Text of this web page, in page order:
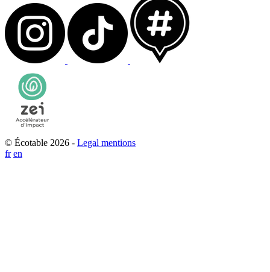
© Écotable 2026 - Legal mentions
fr en